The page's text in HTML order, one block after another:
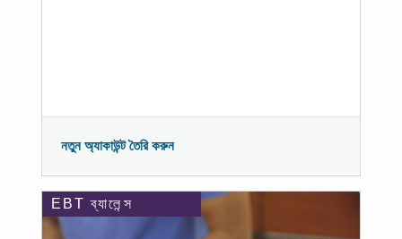
নতুন অ্যাকাউন্ট তৈরি করুন
EBT ব্যালেন্স